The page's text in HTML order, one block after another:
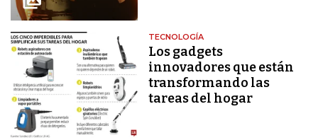
TECNOLOGÍA
Los gadgets
innovadores que están
transformando las
tareas del hogar